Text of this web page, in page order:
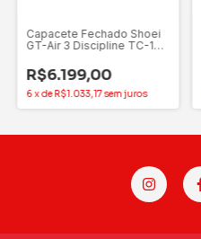
Capacete Fechado Shoei
GT-Air 3 Discipline TC-1
R$6.199,00
6xde R$1.033,17sem juros